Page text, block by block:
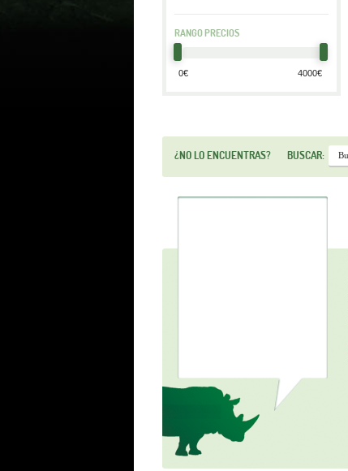
RANGO PRECIOS
¿NO LO ENCUENTRAS? BUSCAR: